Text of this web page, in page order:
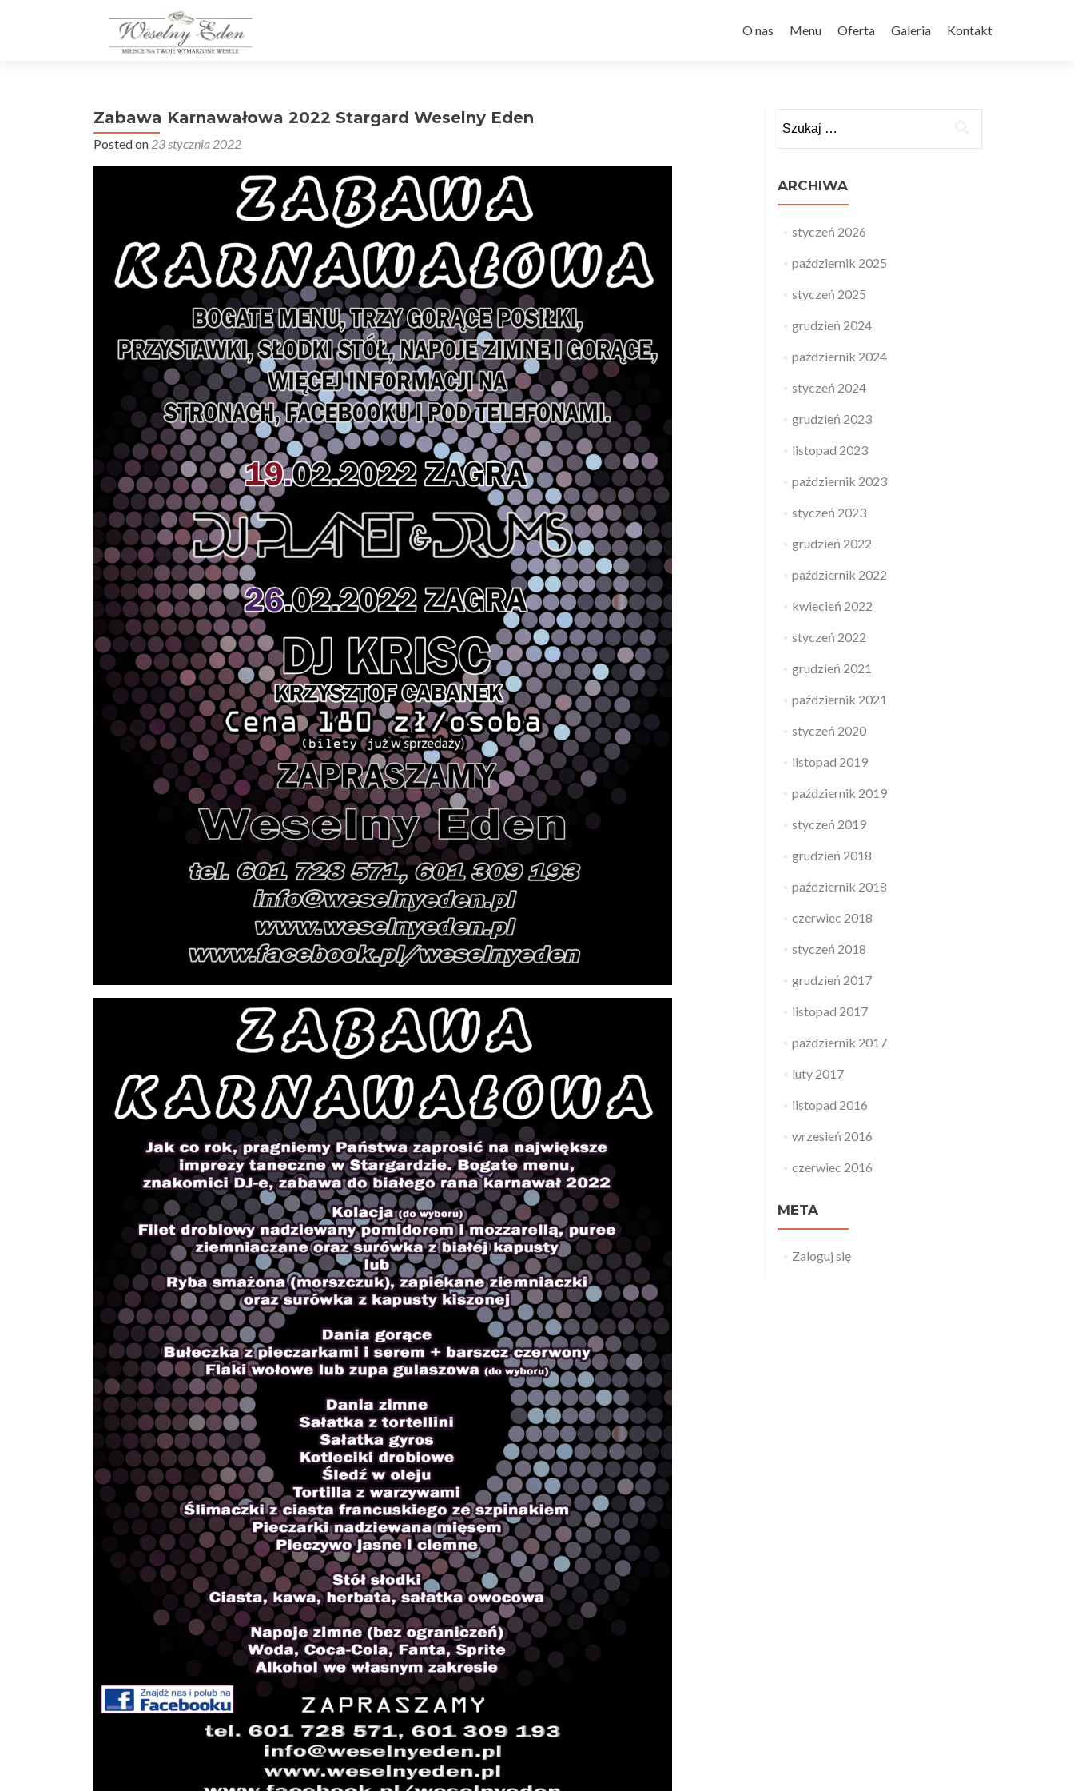
do
O nas Menu Oferta Galeria Kontakt
Zabawa Karnawałowa 2022 Stargard Weselny Eden
Posted on 23 stycznia 2022
ARCHIWA
styczeń 2026
październik 2025
styczeń 2025
grudzień 2024
październik 2024
styczeń 2024
grudzień 2023
listopad 2023
październik 2023
styczeń 2023
grudzień 2022
październik 2022
kwiecień 2022
styczeń 2022
grudzień 2021
październik 2021
styczeń 2020
listopad 2019
październik 2019
styczeń 2019
grudzień 2018
październik 2018
czerwiec 2018
styczeń 2018
grudzień 2017
listopad 2017
październik 2017
luty 2017
listopad 2016
wrzesień 2016
czerwiec 2016
META
Zaloguj się